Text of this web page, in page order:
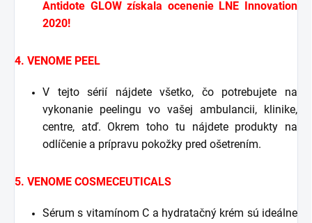
Antidote GLOW získala ocenenie LNE Innovation
2020!
4. VENOME PEEL
V tejto sérií nájdete všetko, čo potrebujete na
vykonanie peelingu vo vašej ambulancii, klinike,
centre, atď. Okrem toho tu nájdete produkty na
odlíčenie a prípravu pokožky pred ošetrením.
5. VENOME COSMECEUTICALS
Sérum s vitamínom C a hydratačný krém sú ideálne